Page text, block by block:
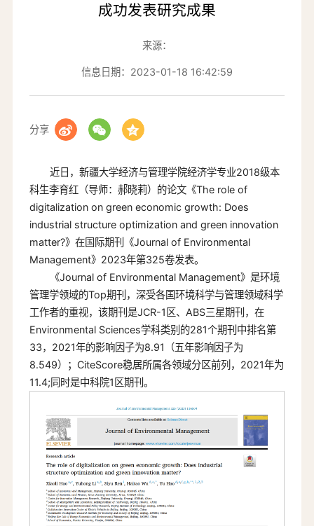
成功发表研究成果
来源：
信息日期：2023-01-18 16:42:59
分享
近日，新疆大学经济与管理学院经济学专业2018级本
科生李育红（导师：郝晓莉）的论文《The role of
digitalization on green economic growth: Does
industrial structure optimization and green innovation
matter?》在国际期刊《Journal of Environmental
Management》2023年第325卷发表。
《Journal of Environmental Management》是环境
管理学领域的Top期刊，深受各国环境科学与管理领域科学
工作者的重视，该期刊是JCR-1区、ABS三星期刊，在
Environmental Sciences学科类别的281个期刊中排名第
33，2021年的影响因子为8.91（五年影响因子为
8.549）；CiteScore稳居所属各领域分区前列，2021年为
11.4;同时是中科院1区期刊。